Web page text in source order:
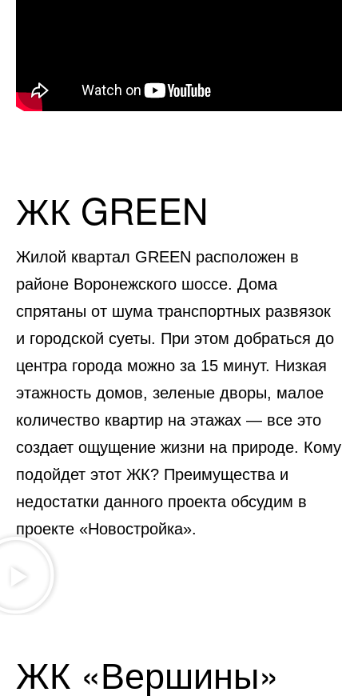
ЖК GREEN
Жилой квартал GREEN расположен в
районе Воронежского шоссе. Дома
спрятаны от шума транспортных развязок
и городской суеты. При этом добраться до
центра города можно за 15 минут. Низкая
этажность домов, зеленые дворы, малое
количество квартир на этажах — все это
создает ощущение жизни на природе. Кому
подойдет этот ЖК? Преимущества и
недостатки данного проекта обсудим в
проекте «Новостройка».
ЖК «Вершины»